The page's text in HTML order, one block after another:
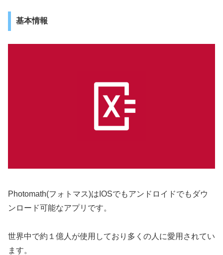
基本情報
Photomath(フォトマス)はIOSでもアンドロイドでもダウ
ンロード可能なアプリです。
世界中で約１億人が使用しており多くの人に愛用されてい
ます。